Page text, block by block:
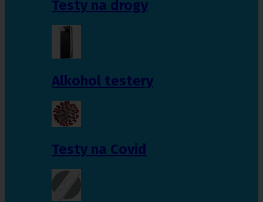
Testy na drogy
Alkohol testery
Testy na Covid